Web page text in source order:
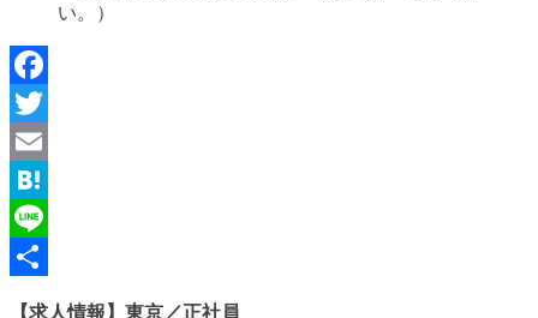
い。）
Facebook
Twitter
Email
Hatena
Line
【求人情報】東京／正社員